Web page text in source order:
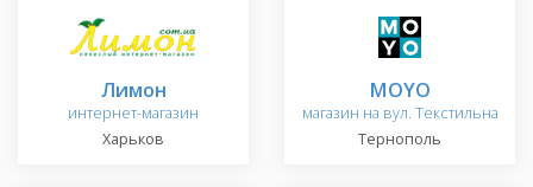
Лимон
интернет-магазин
Харьков
MOYO
магазин на вул. Текстильна
Тернополь